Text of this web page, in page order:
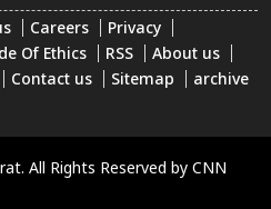
Careers
Privacy
Of Ethics RSS
About us
Contact us Sitemap archive
All Rights Reserved by CNN